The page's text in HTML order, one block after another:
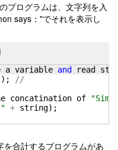
プログラムは、文字列を入
says："でそれを表示し
a variable and read
) ;
//
concatination of
" + string) ;
合計するプログラムがあ